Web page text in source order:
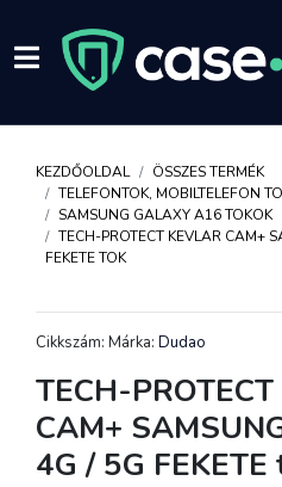
KEZDŐOLDAL
ÖSSZES TERMÉK
TELEFONTOK, MOBILTELEFON
SAMSUNG GALAXY A16 TOKOK
TECH-PROTECT KEVLAR CAM+
FEKETE TOK
Cikkszám: Márka: Dudao
TECH-
CAM+
4G / 5G FEKETE